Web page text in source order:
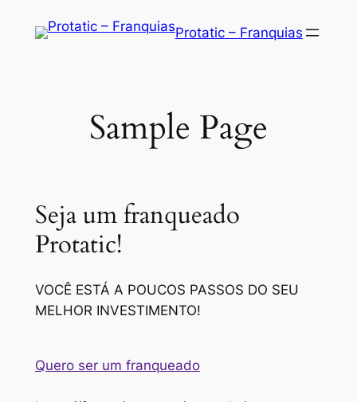
Protatic – Franquias
Sample Page
Seja um franqueado
Protatic!
VOCÊ ESTÁ A POUCOS PASSOS DO SEU
MELHOR INVESTIMENTO!
Quero ser um franqueado